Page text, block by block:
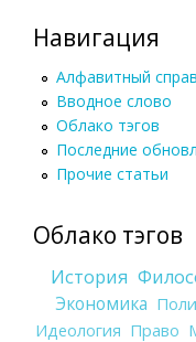
Навигация
Алфавитный
Вводное слово
Облако тэгов
Последние
Прочие статьи
Облако тэгов
История
Экономика
Идеология Право